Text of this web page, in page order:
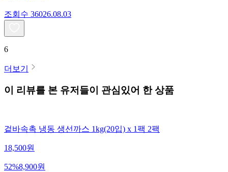
조회수 36026.08.03
6
더보기
이 리뷰를 본 유저들이 관심있어 한 상품
겉바속촉 냉동 생선까스 1kg(20입) x 1팩 2팩
18,500원
52%8,900원